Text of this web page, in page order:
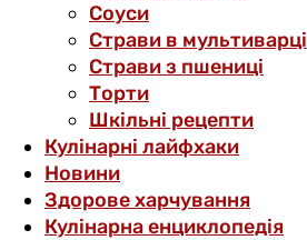
Соуси
Страви в мультиварці
Страви з пшениці
Торти
Шкільні рецепти
Кулінарні лайфхаки
Новини
Здорове харчування
Кулінарна енциклопедія